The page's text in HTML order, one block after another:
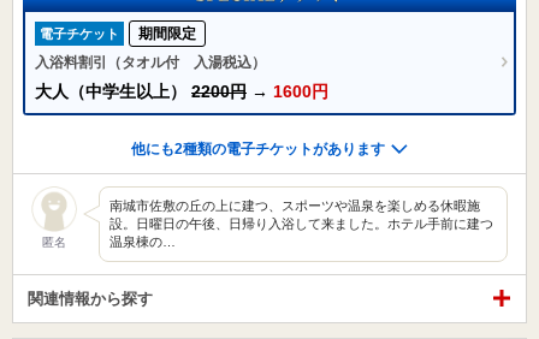
電子チケット
期間限定
入浴料割引（タオル付 入湯税込）
大人（中学生以上） 2200円 → 1600円
他にも2種類の電子チケットがあります
匿名
南城市佐敷の丘の上に建つ、スポーツや温泉を楽しめる休暇施
設。日曜日の午後、日帰り入浴して来ました。ホテル手前に建つ
温泉棟の…
関連情報から探す